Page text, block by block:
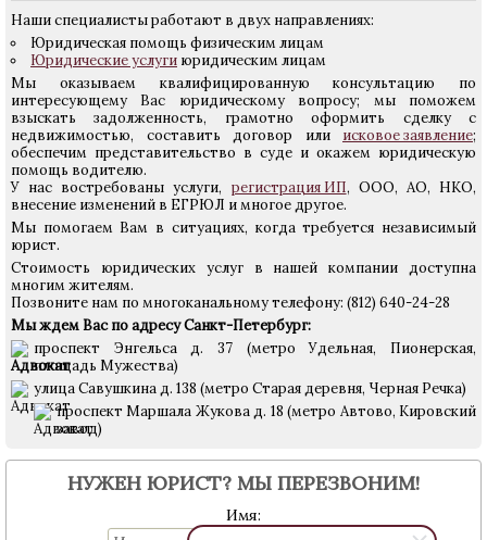
Наши специалисты работают в двух направлениях:
Юридическая помощь физическим лицам
Юридические услуги юридическим лицам
Мы оказываем квалифицированную консультацию по
интересующему Вас юридическому вопросу; мы поможем
взыскать задолженность, грамотно оформить сделку с
недвижимостью, составить договор или исковое заявление;
обеспечим представительство в суде и окажем юридическую
помощь водителю.
У нас востребованы услуги, регистрация ИП, ООО, АО, НКО,
внесение изменений в ЕГРЮЛ и многое другое.
Мы помогаем Вам в ситуациях, когда требуется независимый
юрист.
Стоимость юридических услуг в нашей компании доступна
многим жителям.
Позвоните нам по многоканальному телефону: (812) 640-24-28
Мы ждем Вас по адресу Санкт-Петербург:
проспект Энгельса д. 37 (метро Удельная, Пионерская,
площадь Мужества)
улица Савушкина д. 138 (метро Старая деревня, Черная Речка)
проспект Маршала Жукова д. 18 (метро Автово, Кировский
завод)
НУЖЕН ЮРИСТ? МЫ ПЕРЕЗВОНИМ!
Имя: